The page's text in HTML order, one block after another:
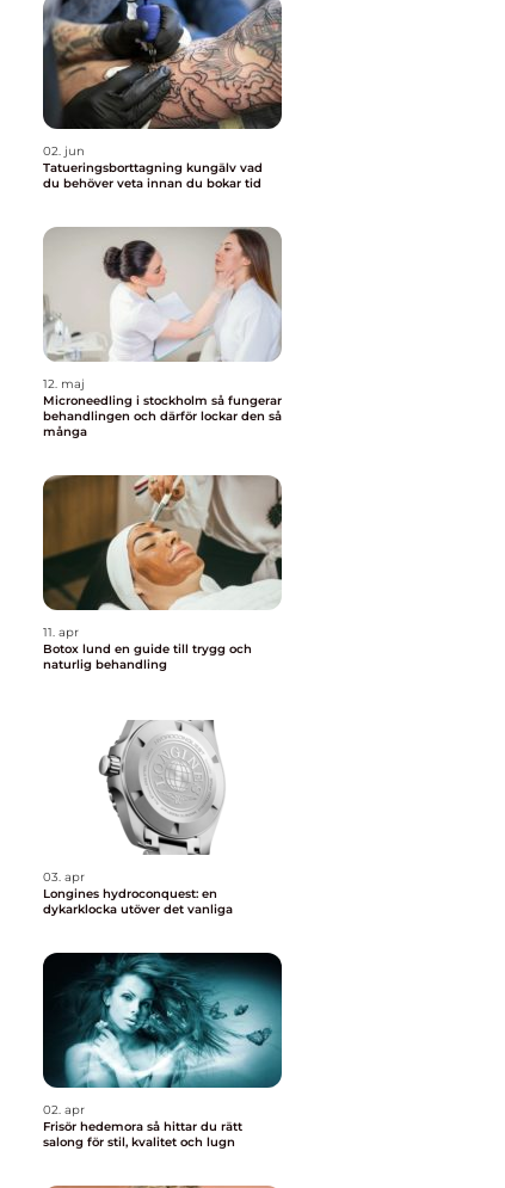
02. jun
Tatueringsborttagning kungälv vad
du behöver veta innan du bokar tid
12. maj
Microneedling i stockholm så fungerar
behandlingen och därför lockar den så
många
11. apr
Botox lund en guide till trygg och
naturlig behandling
03. apr
Longines hydroconquest: en
dykarklocka utöver det vanliga
02. apr
Frisör hedemora så hittar du rätt
salong för stil, kvalitet och lugn